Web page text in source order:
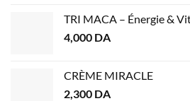
TRI MACA – Énergie &
4,000 DA
CRÈME MIRACLE
2,300 DA